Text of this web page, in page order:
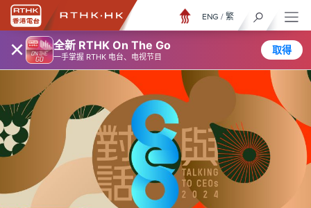
× 全新 RTHK On The Go
一手掌握 RTHK 电台、电视节目
取得
ENG / 繁